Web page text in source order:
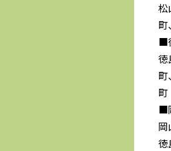
松
■
徳
町
■
徳